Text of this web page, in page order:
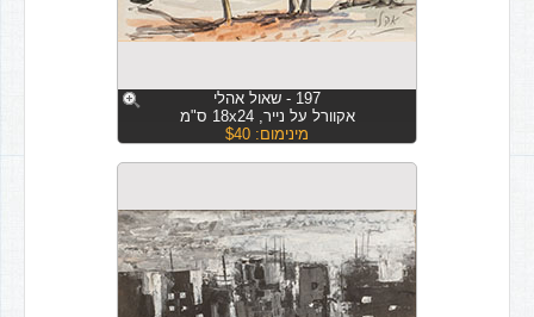
197 - שאול אהלי
אקוורל על נייר, 18x24 ס"מ
מינימום: $40